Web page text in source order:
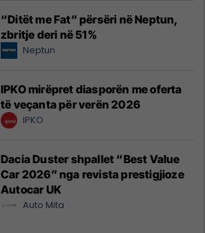
“Ditët me Fat” përsëri në Neptun,
zbritje deri në 51%
Neptun
IPKO mirëpret diasporën me oferta
të veçanta për verën 2026
IPKO
Dacia Duster shpallet “Best Value
Car 2026” nga revista prestigjioze
Autocar UK
Auto Mita